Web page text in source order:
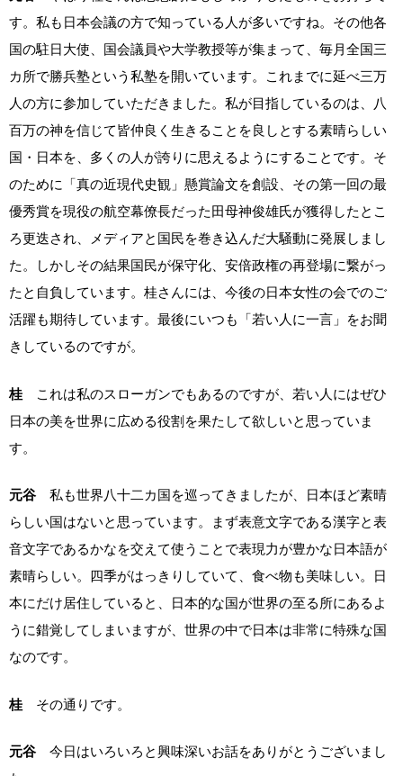
す。私も日本会議の方で知っている人が多いですね。その他各
国の駐日大使、国会議員や大学教授等が集まって、毎月全国三
カ所で勝兵塾という私塾を開いています。これまでに延べ三万
人の方に参加していただきました。私が目指しているのは、八
百万の神を信じて皆仲良く生きることを良しとする素晴らしい
国・日本を、多くの人が誇りに思えるようにすることです。そ
のために「真の近現代史観」懸賞論文を創設、その第一回の最
優秀賞を現役の航空幕僚長だった田母神俊雄氏が獲得したとこ
ろ更迭され、メディアと国民を巻き込んだ大騒動に発展しまし
た。しかしその結果国民が保守化、安倍政権の再登場に繋がっ
たと自負しています。桂さんには、今後の日本女性の会でのご
活躍も期待しています。最後にいつも「若い人に一言」をお聞
きしているのですが。
桂
これは私のスローガンでもあるのですが、若い人にはぜひ
日本の美を世界に広める役割を果たして欲しいと思っていま
す。
元谷 私も世界八十二カ国を巡ってきましたが、日本ほど素晴
らしい国はないと思っています。まず表意文字である漢字と表
音文字であるかなを交えて使うことで表現力が豊かな日本語が
素晴らしい。四季がはっきりしていて、食べ物も美味しい。日
本にだけ居住していると、日本的な国が世界の至る所にあるよ
うに錯覚してしまいますが、世界の中で日本は非常に特殊な国
なのです。
桂 その通りです。
元谷 今日はいろいろと興味深いお話をありがとうございまし